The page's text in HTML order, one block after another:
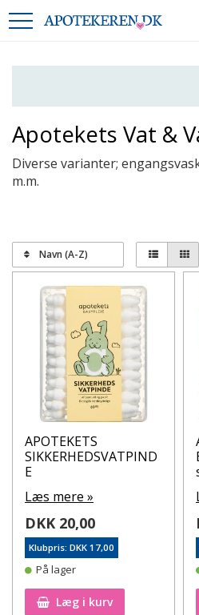
Apotekets Vat &
Diverse varianter;
m.m.
Navn (A-Z)
APOTEKETS
SIKKERHEDSVATPIND
E
Læs mere »
DKK 20,00
Klubpris: DKK 17,00
På lager
Læg i kurv